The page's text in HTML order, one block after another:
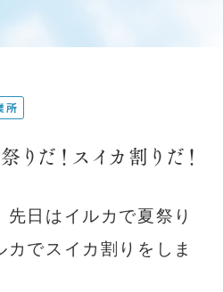
所
りだ！スイカ割りだ！
日はイルカで夏祭り
カでスイカ割りをしま